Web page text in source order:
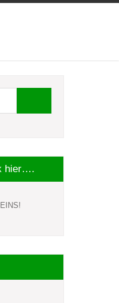
hier….